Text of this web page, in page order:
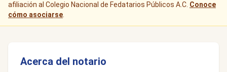
afiliación al Colegio Nacional de Fedatarios Públicos A.C. Conoce
cómo asociarse
Acerca del notario